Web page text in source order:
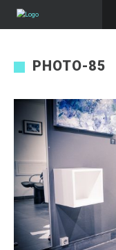
PHOTO-85